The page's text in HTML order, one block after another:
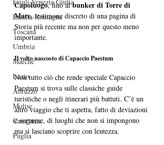
Emilia-Romagna
Toscana
Umbria
Marche
Lazio
Abruzzo
Molise
Campania
Puglia
Capoluogo, fino al bunker di Torre di
Mare, testimone discreto di una pagina di
Storia più recente ma non per questo meno
importante.
Il volto nascosto di Capaccio Paestum
Non tutto ciò che rende speciale Capaccio
Paestum si trova sulle classiche guide
turistiche o negli itinerari più battuti. C’è un
altro viaggio che ti aspetta, fatto di deviazioni
e sorprese, di luoghi che non si impongono
ma si lasciano scoprire con lentezza.